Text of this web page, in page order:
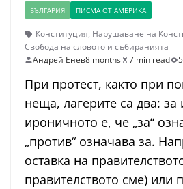
БЪЛГАРИЯ ПИСМА ОТ АМЕРИКА
Конституция, Нарушаване на
Свобода на словото и събиранията
Андрей Енев8 months 7 min read
При протест, както при
неща, лагерите са два: за
ироничното е, че „за“
„против“ означава за.
оставка на
правителството сме) или